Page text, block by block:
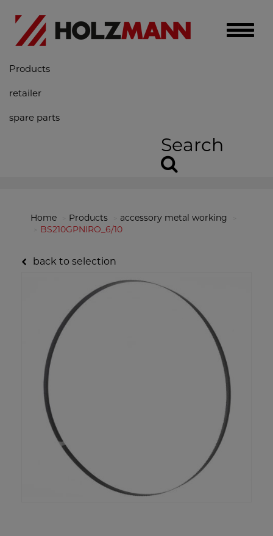
Toggle
Products
retailer
spare parts
Search
Home Products
accessory metal working
BS210GPNIRO_6/10
back to selection